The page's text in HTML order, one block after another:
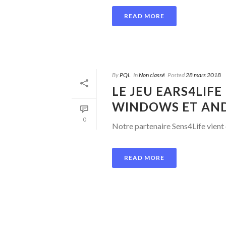
READ MORE
0
ByPQL InNon classé Posted28 mars 2018
LE JEU
WINDOWS ET
Notre partenaire Sens4Life vient
READ MORE